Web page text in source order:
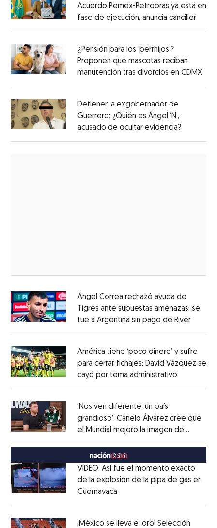
Acuerdo Pemex-Petrobras ya está en
fase de ejecución, anuncia canciller
¿Pensión para los ‘perrhijos’?
Proponen que mascotas reciban
manutención tras divorcios en CDMX
Detienen a exgobernador de
Guerrero: ¿Quién es Ángel ‘N’,
acusado de ocultar evidencia?
Ángel Correa rechazó ayuda de
Tigres ante supuestas amenazas; se
fue a Argentina sin pago de RiverOpens
América tiene ‘poco dinero’ y sufre
para cerrar fichajes: David Vázquez se
cayó por tema administrativo
‘Nos ven diferente, un país
grandioso’: Canelo Álvarez cree que
el Mundial mejoró la imagen de
VIDEO: Así fue el momento exacto
de la explosión de la pipa de gas en
Cuernavaca
¡México se lleva el oro! Selección